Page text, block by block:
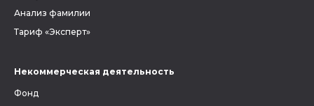
Анализ фамилии
Тариф «Эксперт»
Некоммерческая деятельность
Фонд